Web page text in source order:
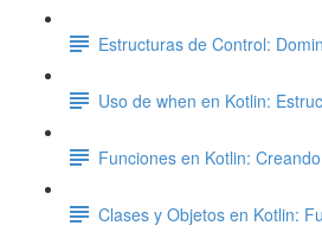
Estructuras de Control:
Uso de when en Kotlin:
Funciones en Kotlin:
Clases y Objetos en Kotlin: